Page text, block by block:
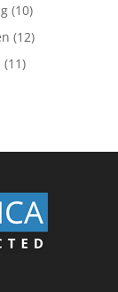
(10)
(12)
(11)